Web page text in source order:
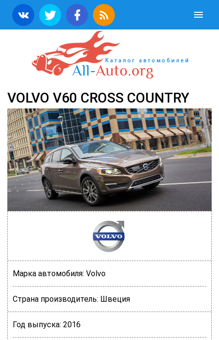
VOLVO V60 CROSS COUNTRY
Марка автомобиля: Volvo
Страна производитель: Швеция
Год выпуска: 2016